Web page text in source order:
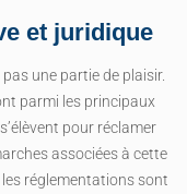
et juridique
une partie de plaisir.
parmi les principaux
pour réclamer
associées à cette
réglementations sont